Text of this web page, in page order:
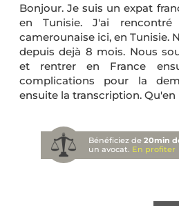
Bonjour. Je suis un expat
en Tunisie. J'ai
camerounaise ici, en Tunisie.
depuis dejà 8 mois. Nous
et rentrer en France
complications pour la
ensuite la transcription. Qu'en
Bénéficiez de20min
un avocat. En profiter